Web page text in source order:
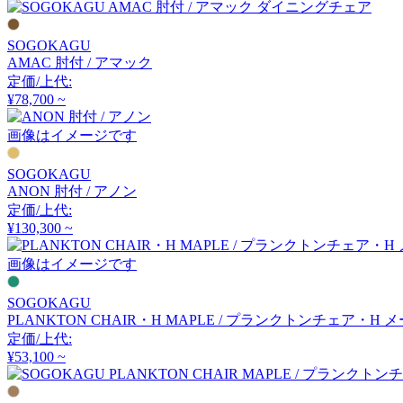
チェラントラ
CHAISES NICOLLE
シェーズ・ニコル
Coccole
コッコレ
COLOS
コロス
COMPLEX UNIVERSAL
SOGOKAGU
AMAC 肘付 / アマック
定価/上代:
¥78,700 ~
画像はイメージです
SOGOKAGU
ANON 肘付 / アノン
定価/上代:
¥130,300 ~
画像はイメージです
SOGOKAGU
PLANKTON CHAIR・H MAPLE / プランクトンチェア・H メ
定価/上代:
¥53,100 ~